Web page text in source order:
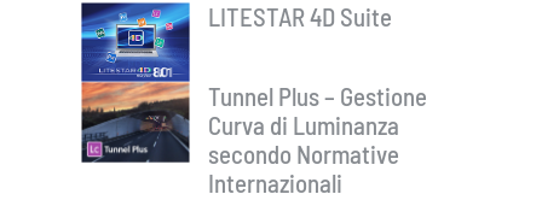
LITESTAR 4D Suite
Tunnel Plus – Gestione
Curva di Luminanza
secondo Normative
Internazionali